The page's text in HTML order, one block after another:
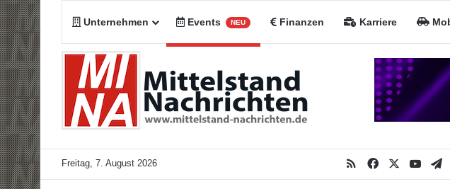
Unternehmen Events NEU Finanzen Karriere
Freitag, 7. August 2026 RSSFacebook